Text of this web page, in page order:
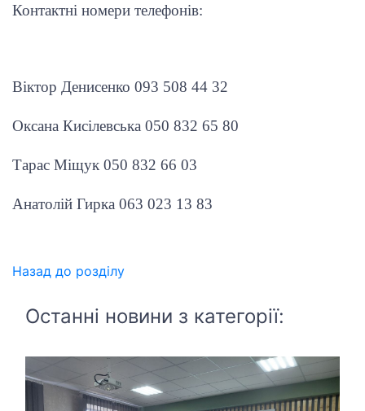
Контактні номери телефонів:
Віктор Денисенко 093 508 44 32
Оксана Кисілевська 050 832 65 80
Тарас Міщук 050 832 66 03
Анатолій Гирка 063 023 13 83
Назад до розділу
Останні новини з категорії: